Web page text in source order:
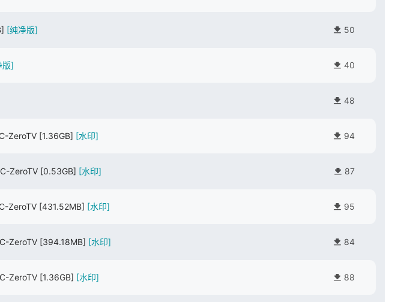
[纯净版] 50
版] 40
48
ZeroTV [1.36GB] [水印] 94
ZeroTV [0.53GB] [水印] 87
ZeroTV [431.52MB] [水印] 95
ZeroTV [394.18MB] [水印] 84
ZeroTV [1.36GB] [水印] 88